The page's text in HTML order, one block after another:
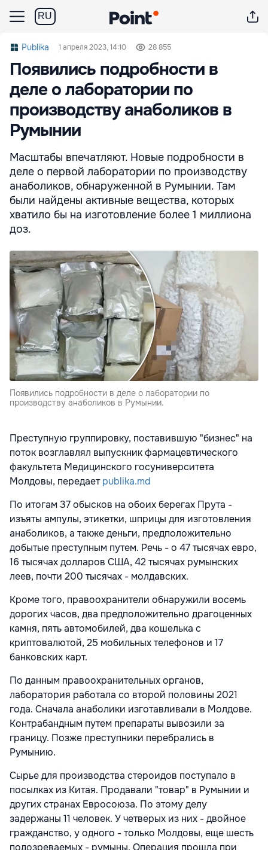
RU
Publika 1 апреля 2023, 14:10 28 855
Появились подробности в
деле о лаборатории по
производству анаболиков в
Румынии
Масштабы впечатляют. Новые подробности в
деле о первой лаборатории по производству
анаболиков, обнаруженной в Румынии. Там
были найдены активные вещества, которых
хватило бы на изготовление более 1 миллиона
доз.
Появились подробности в деле о лаборатории по
производству анаболиков в Румынии.
Преступную группировку, поставившую "бизнес" на
поток возглавлял выпускник фармацевтического
факультета Медицинского госуниверситета
Молдовы, передаетpublika.md
По итогам 37 обысков на обоих берегах Прута -
изъяты ампулы, этикетки, шприцы для изготовления
анаболиков, а также деньги, предположительно
добытые преступным путем. Речь - о 47 тысячах евро,
16 тысячах долларов США, 42 тысячах румынских
леев, почти 200 тысячах - молдавских.
Кроме того, правоохранители обнаружили восемь
дорогих часов, два предположительно драгоценных
камня, пять автомобилей, два кошелька с
криптовалютой, 25 мобильных телефонов и 17
банковских карт.
По данным правоохранительных органов,
лаборатория работала со второй половины 2021
года. Сначала анаболики изготавливали в Молдове.
Контрабандным путем препараты вывозили за
границу. Позже преступники перебрались в
Румынию.
Сырье для производства стероидов поступало в
посылках из Китая. Продавали "товар" в Румынии и
других странах Евросоюза. По этому делу
задержаны 11 человек. У четверых из них - двойное
гражданство, у одного - только Молдовы, еще шесть